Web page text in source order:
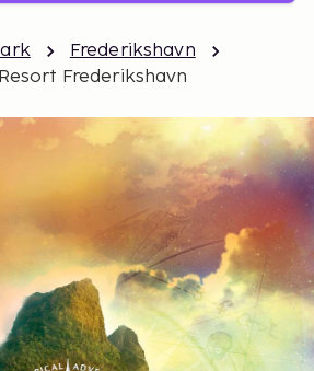
Frederikshavn
Frederikshavn